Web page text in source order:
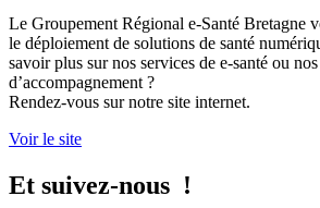
Le Groupement Régional e-Santé Bretagne
le déploiement de solutions de santé
savoir plus sur nos services de e-santé ou
d’accompagnement ?
Rendez-vous sur notre site internet.
Voir le site
Et suivez-nous !